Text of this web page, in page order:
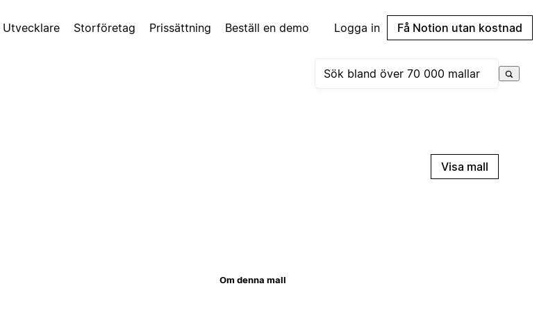
Utvecklare Storföretag Prissättning Beställ en demo Logga in Få Notion utan kostnad
Visa mall
Om denna mall